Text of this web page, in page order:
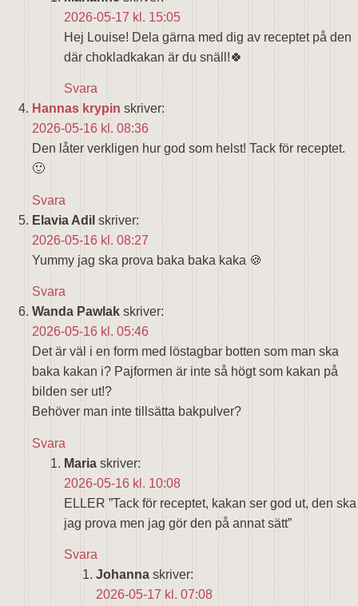
2026-05-17 kl. 15:05
Hej Louise! Dela gärna med dig av receptet på den
där chokladkakan är du snäll!🍀
Svara
Hannas krypin skriver:
2026-05-16 kl. 08:36
Den låter verkligen hur god som helst! Tack för receptet.
🙂
Svara
Elavia Adil skriver:
2026-05-16 kl. 08:27
Yummy jag ska prova baka baka kaka 🍪
Svara
Wanda Pawlak skriver:
2026-05-16 kl. 05:46
Det är väl i en form med löstagbar botten som man ska
baka kakan i? Pajformen är inte så högt som kakan på
bilden ser ut!?
Behöver man inte tillsätta bakpulver?
Svara
Maria skriver:
2026-05-16 kl. 10:08
ELLER ”Tack för receptet, kakan ser god ut, den ska
jag prova men jag gör den på annat sätt”
Svara
Johanna skriver:
2026-05-17 kl. 07:08